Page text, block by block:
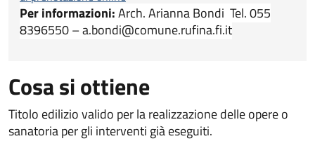
Per informazioni:Arch. Arianna Bondi Tel. 055
8396550 – a.bondi@comune.rufina.fi.it
Cosa si ottiene
Titolo edilizio valido per la realizzazione delle opere o
sanatoria per gli interventi già eseguiti.